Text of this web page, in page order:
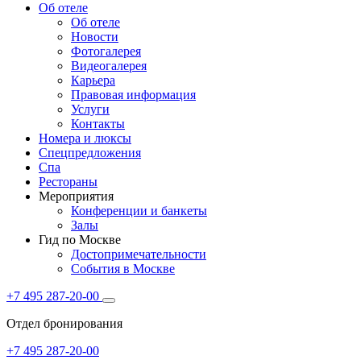
Об отеле
Об отеле
Новости
Фотогалерея
Видеогалерея
Карьера
Правовая информация
Услуги
Контакты
Номера и люксы
Спецпредложения
Спа
Рестораны
Мероприятия
Конференции и банкеты
Залы
Гид по Москве
Достопримечательности
События в Москве
+7 495 287-20-00
Отдел бронирования
+7 495 287-20-00